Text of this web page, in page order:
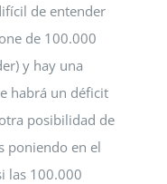
de entender
de 100.000
y hay una
habrá un déficit
posibilidad de
poniendo en el
las 100.000